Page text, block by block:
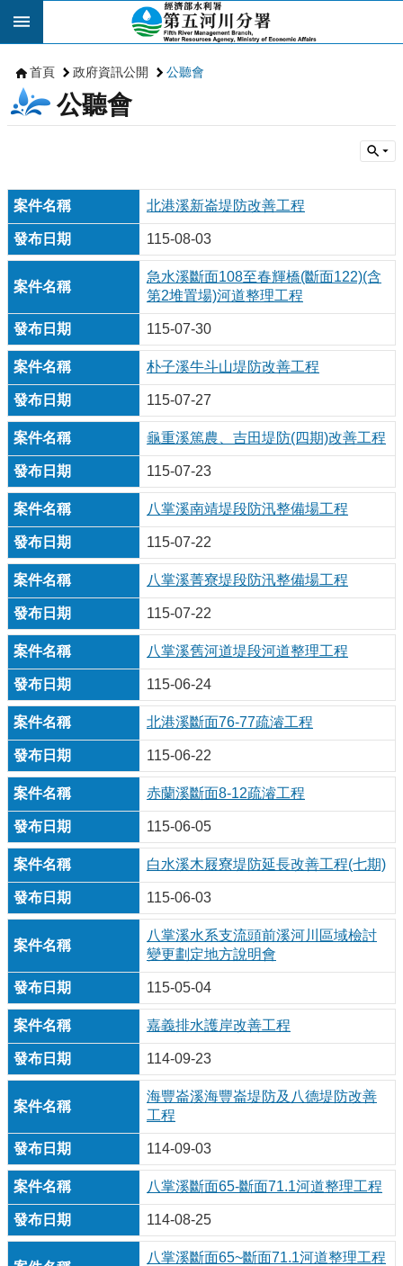
跳到主要內容區塊
首頁 政府資訊公開 公聽會
公聽會
北港溪新崙堤防改善工程
115-08-03
急水溪斷面108至春輝橋(斷面122)(含
第2堆置場)河道整理工程
115-07-30
朴子溪牛斗山堤防改善工程
115-07-27
龜重溪篤農、吉田堤防(四期)改善工程
115-07-23
八掌溪南靖堤段防汛整備場工程
115-07-22
八掌溪菁寮堤段防汛整備場工程
115-07-22
八掌溪舊河道堤段河道整理工程
115-06-24
北港溪斷面76-77疏濬工程
115-06-22
赤蘭溪斷面8-12疏濬工程
115-06-05
白水溪木屐寮堤防延長改善工程(七期)
115-06-03
八掌溪水系支流頭前溪河川區域檢討
變更劃定地方說明會
115-05-04
嘉義排水護岸改善工程
114-09-23
海豐崙溪海豐崙堤防及八德堤防改善
工程
114-09-03
八掌溪斷面65-斷面71.1河道整理工程
114-08-25
八掌溪斷面65~斷面71.1河道整理工程